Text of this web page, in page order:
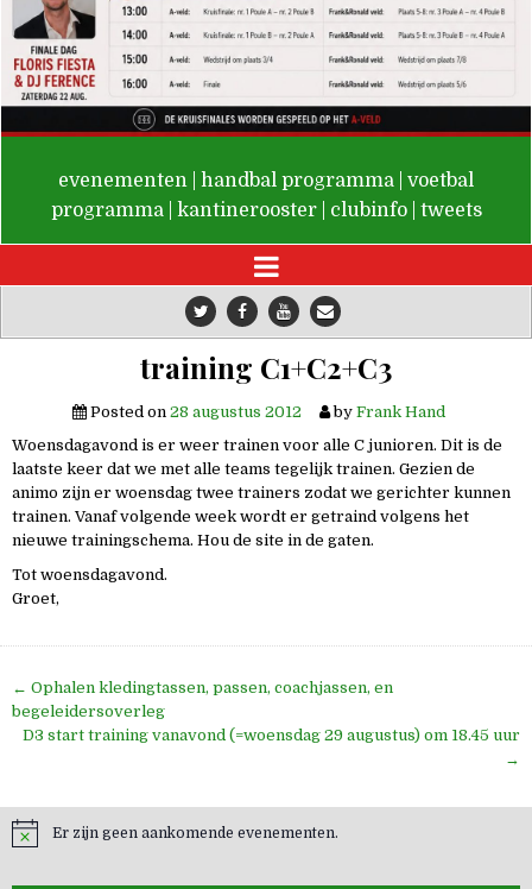
De Valken
evenementen handbal programma
voetbal
programma
kantinerooster clubinfo tweets
training C1+C2+C3
Posted on 28 augustus 2012 by Frank Hand
Woensdagavond is er weer trainen voor alle C junioren. Dit is de
laatste keer dat we met alle teams tegelijk trainen. Gezien de
animo zijn er woensdag twee trainers zodat we gerichter kunnen
trainen. Vanaf volgende week wordt er getraind volgens het
nieuwe trainingschema. Hou de site in de gaten.
Tot woensdagavond.
Groet,
Bericht
navigatie
← Ophalen kledingtassen, passen, coachjassen, en
begeleidersoverleg
D3 start training vanavond (=woensdag 29 augustus) om 18.45 uur
→
Er zijn geen aankomende evenementen.